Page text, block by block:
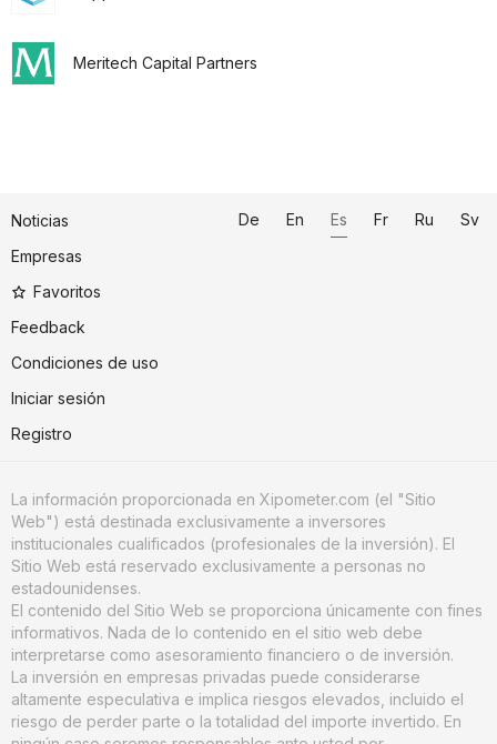
Meritech Capital Partners
Noticias
Empresas
Favoritos
Feedback
Condiciones de uso
Iniciar sesión
Registro
De En Es Fr Ru Sv
La información proporcionada en Xipometer.com (el "Sitio
Web") está destinada exclusivamente a inversores
institucionales cualificados (profesionales de la inversión). El
Sitio Web está reservado exclusivamente a personas no
estadounidenses.
El contenido del Sitio Web se proporciona únicamente con fines
informativos. Nada de lo contenido en el sitio web debe
interpretarse como asesoramiento financiero o de inversión.
La inversión en empresas privadas puede considerarse
altamente especulativa e implica riesgos elevados, incluido el
riesgo de perder parte o la totalidad del importe invertido. En